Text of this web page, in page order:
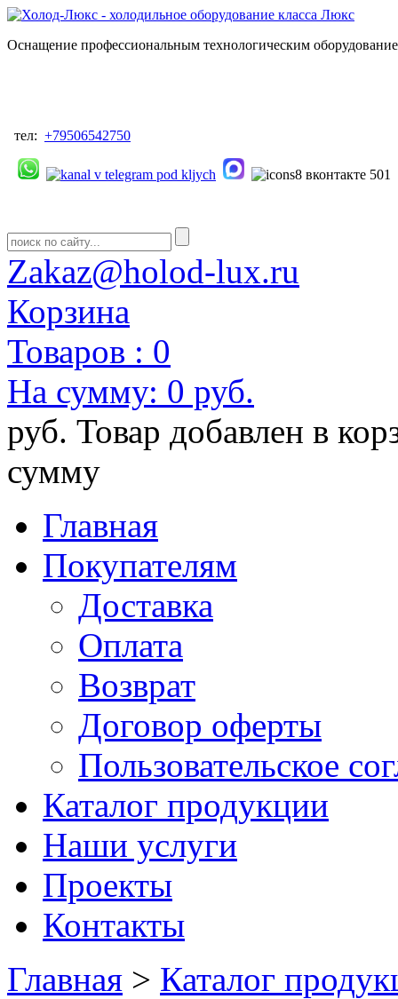
Оснащение профессиональным технологическим
тел: +79506542750
Zakaz@holod-lux.ru
Корзина
Товаров : 0
На сумму: 0 руб.
руб. Товар добавлен в
сумму
Главная
Покупателям
Доставка
Оплата
Возврат
Договор оферты
Пользовательское
Каталог продукции
Наши услуги
Проекты
Контакты
Главная > Каталог